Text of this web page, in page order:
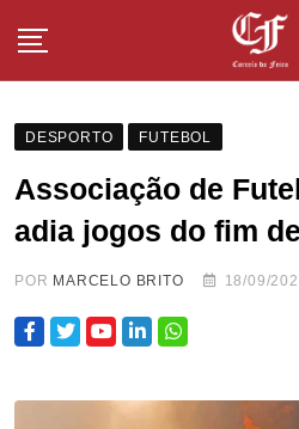
DESPORTO FUTEBOL
Associação de
adia jogos do fim
POR MARCELO BRITO 18/09/